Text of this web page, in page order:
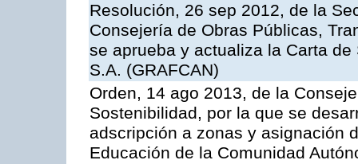
Resolución, 26 sep 2012, de la
Consejería de Obras Públicas,
se aprueba y actualiza la Carta
S.A. (GRAFCAN)
Orden, 14 ago 2013, de la
Sostenibilidad, por la que se
adscripción a zonas y asignación
Educación de la Comunidad